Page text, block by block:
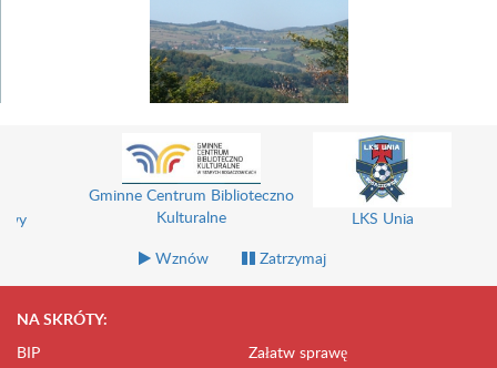
Gminne Centrum Biblioteczno
Kulturalne
LKS Unia
Wznów
Zatrzymaj
NA SKRÓTY:
BIP
Załatw sprawę